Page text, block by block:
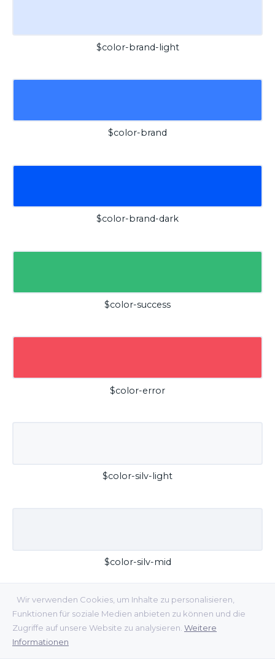
Wir verwenden Cookies, um Inhalte zu personalisieren,
Funktionen für soziale Medien anbieten zu können und die
Zugriffe auf unsere Website zu analysieren. Weitere
Informationen
$color-brand-light
$color-brand
$color-brand-dark
$color-success
$color-error
$color-silv-light
$color-silv-mid